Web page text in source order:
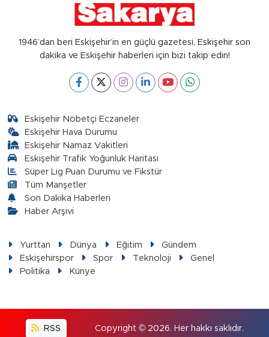
1946’dan beri Eskişehir’in en güçlü gazetesi, Eskişehir son
dakika ve Eskişehir haberleri için bizi takip edin!
Eskişehir Nöbetçi Eczaneler
Eskişehir Hava Durumu
Eskişehir Namaz Vakitleri
Eskişehir Trafik Yoğunluk Haritası
Süper Lig Puan Durumu ve Fikstür
Tüm Manşetler
Son Dakika Haberleri
Haber Arşivi
Yurttan Dünya Eğitim
Gündem
Eskişehirspor
Spor Teknoloji
Genel
Politika
Künye
RSS Copyright © 2026. Her hakkı saklıdır.